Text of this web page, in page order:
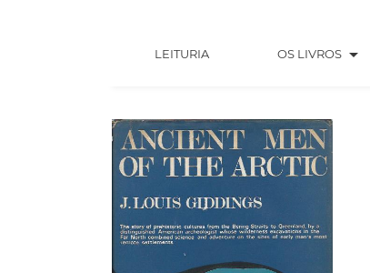
LEITURIA(CURRENT) OS LIVROS arrow_drop_down